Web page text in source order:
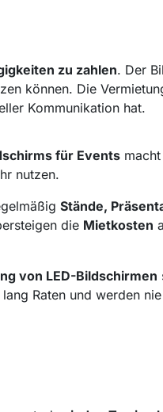
zu zahlen. Der
können. Die
Kommunikation hat.
für Events
nutzen.
Stände,
die Mietkosten
von LED-Bildschirmen
Raten und werden